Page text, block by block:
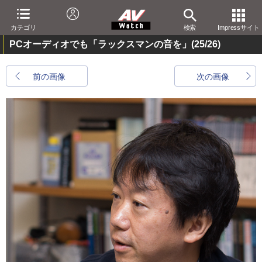
カテゴリ 検索 Impressサイト
PCオーディオでも「ラックスマンの音を」 (25/26)
前の画像 次の画像